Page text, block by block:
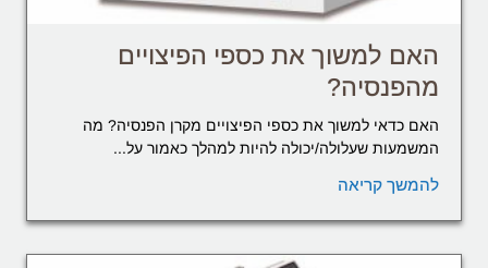
האם למשוך את כספי הפיצויים
מהפנסיה?
האם כדאי למשוך את כספי הפיצויים מקרן הפנסיה? מה
המשמעות שעלולה/יכולה להיות למהלך כאמור על...
להמשך קריאה